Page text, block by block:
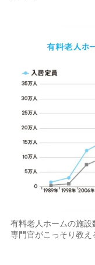
有料老人ホームの施
専門官がこっそり教え